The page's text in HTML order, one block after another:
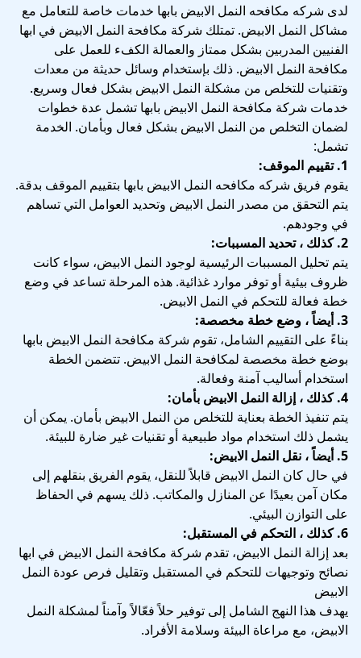
لدى شركه مكافحه النمل الابيض بابها خدمات خاصة للتعامل مع
مشاكل النمل الابيض. تمتلك شركة مكافحة النمل الابيض في ابها
الفنيين المدربين بشكل ممتاز والعمالة الكفء للعمل على
مكافحة النمل الابيض. ذلك بإستخدام وسائل حديثة من معدات
وتقنيات للتخلص من مشكلة النمل الابيض بشكل فعال وسريع.
خدمات شركة مكافحة النمل الابيض بابها تشمل عدة خطوات
لضمان التخلص من النمل الابيض بشكل فعال وبأمان. الخدمة
تشمل:
1. تقييم الموقف:
يقوم فريق شركه مكافحه النمل الابيض بابها بتقييم الموقف بدقة.
يتم التحقق من مصدر النمل الابيض وتحديد العوامل التي تساهم
في وجودهم.
2. كذلك ، تحديد المسببات:
يتم تحليل المسببات الرئيسية لوجود النمل الابيض، سواء كانت
ظروف بيئية أو توفر موارد غذائية. هذه المرحلة تساعد في وضع
خطة فعالة للتحكم في النمل الابيض.
3. أيضاً ، وضع خطة مخصصة:
بناءً على التقييم الشامل، تقوم شركة مكافحة النمل الابيض بابها
بوضع خطة مخصصة لمكافحة النمل الابيض. تتضمن الخطة
استخدام أساليب آمنة وفعالة.
4. كذلك ، إزالة النمل الابيض بأمان:
يتم تنفيذ الخطة بعناية للتخلص من النمل الابيض بأمان. يمكن أن
يشمل ذلك استخدام مواد طبيعية أو تقنيات غير ضارة للبيئة.
5. أيضاً ، نقل النمل الابيض:
في حال كان النمل الابيض قابلاً للنقل، يقوم الفريق بنقلهم إلى
مكان آمن بعيدًا عن المنازل والمكاتب. ذلك يسهم في الحفاظ
على التوازن البيئي.
6. كذلك ، التحكم في المستقبل:
بعد إزالة النمل الابيض، تقدم شركة مكافحة النمل الابيض في ابها
نصائح وتوجيهات للتحكم في المستقبل وتقليل فرص عودة النمل
الابيض
يهدف هذا النهج الشامل إلى توفير حلاً فعّالاً وآمناً لمشكلة النمل
الابيض، مع مراعاة البيئة وسلامة الأفراد.